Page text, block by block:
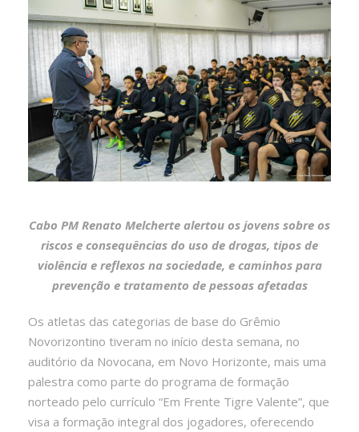
Cabo PM Renato Melcherte alertou os jovens sobre os
riscos e consequências do uso de drogas, tipos de
violência e reflexos na sociedade, e caminhos para
prevenção e tratamento de pessoas afetadas
Os atletas das categorias de base do Grêmio
Novorizontino tiveram no início desta semana, no
auditório da Novocana, em Novo Horizonte, mais uma
palestra como parte do programa de formação
norteado pelo currículo “Em Frente Tigre Valente”, que
visa a formação integral dos jogadores, oferecendo